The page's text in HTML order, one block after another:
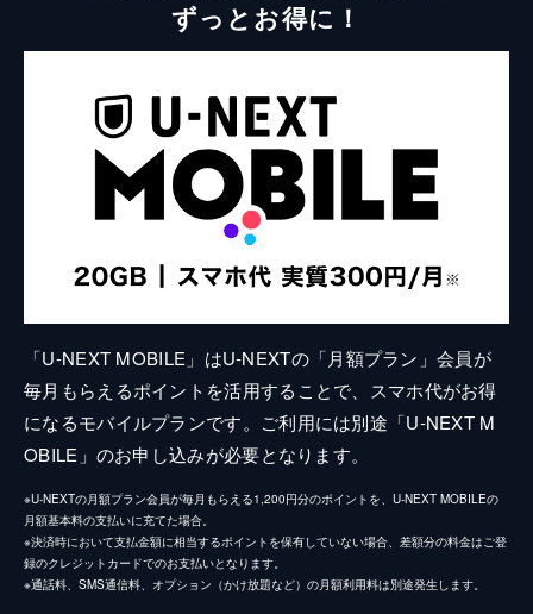
ずっとお得に！
「U-NEXT MOBILE」はU-NEXTの「月額プラン」会員が
毎月もらえるポイントを活用することで、スマホ代がお得
になるモバイルプランです。ご利用には別途「U-NEXT M
OBILE」のお申し込みが必要となります。
※U-NEXTの月額プラン会員が毎月もらえる1,200円分のポイントを、U-NEXT MOBILEの
月額基本料の支払いに充てた場合。
※決済時において支払金額に相当するポイントを保有していない場合、差額分の料金はご登
録のクレジットカードでのお支払いとなります。
※通話料、SMS通信料、オプション（かけ放題など）の月額利用料は別途発生します。